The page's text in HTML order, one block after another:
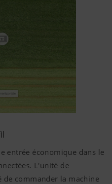
entrée économique dans le
L'unité de
commander la machine